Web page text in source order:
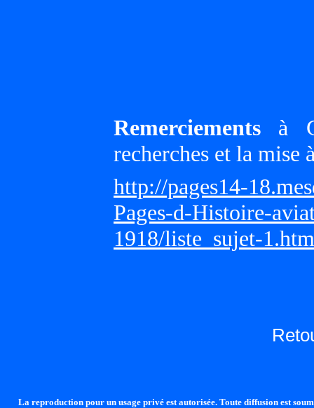
Remerciements à
recherches et la mise
http://pages14-
Pages-d-Histoire-
1918/liste_sujet-1.htm
La reproduction pour un usage privé est autorisée. Toute diffusion est